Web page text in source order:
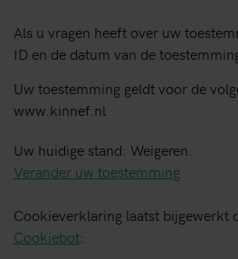
Als u vragen heeft over uw
ID en de datum van de
Uw toestemming geldt voor de
www.kinnef.nl
Uw huidige stand: Weigeren.
Verander uw toestemming
Cookieverklaring laatst
Cookiebot: